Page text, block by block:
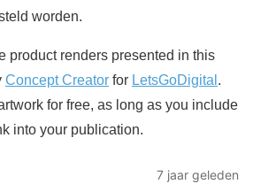
worden.
product renders presented in this
Concept Creator for LetsGoDigital .
for free, as long as you include
into your publication.
7 jaar geleden